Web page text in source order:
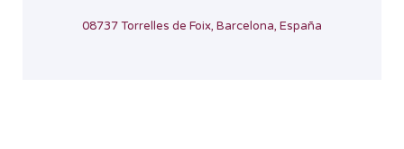
08737 Torrelles de Foix, Barcelona, España